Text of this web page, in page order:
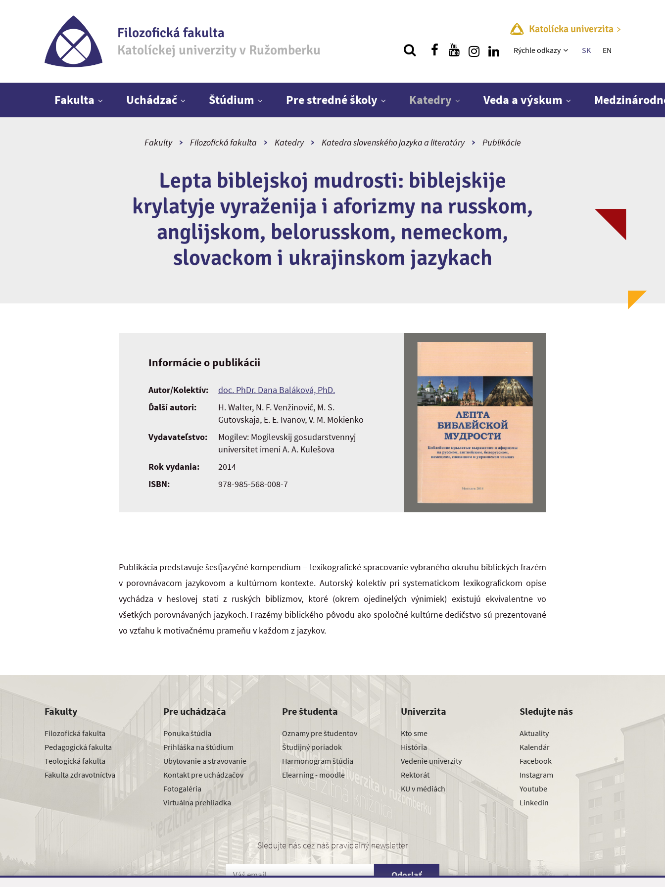
Filozofická fakulta
Katolíckej univerzity v Ružomberku
Katolícka univerzita
Rýchle menu
Rýchle odkazy SK EN
Fakulta Uchádzač Štúdium Pre stredné školy Katedry Veda a výskum
Fakulty Filozofická fakulta Katedry Katedra slovenského jazyka a literatúry Publikácie
Lepta biblejskoj mudrosti: biblejskije
krylatyje vyraženija i aforizmy na russkom,
anglijskom, belorusskom, nemeckom,
slovackom i ukrajinskom jazykach
Informácie o publikácii
Autor/Kolektív:
doc. PhDr. Dana Baláková, PhD.
Ďalší autori:
H. Walter, N. F. Venžinovič, M. S.
Gutovskaja, E. E. Ivanov, V. M. Mokienko
Vydavateľstvo:
Mogilev: Mogilevskij gosudarstvennyj
universitet imeni A. A. Kulešova
Rok vydania:
2014
ISBN:
978-985-568-008-7
Publikácia predstavuje šesťjazyčné kompendium – lexikografické spracovanie vybraného okruhu biblických frazém
v porovnávacom jazykovom a kultúrnom kontexte. Autorský kolektív pri systematickom lexikografickom opise
vychádza v heslovej stati z ruských biblizmov, ktoré (okrem ojedinelých výnimiek) existujú ekvivalentne vo
všetkých porovnávaných jazykoch. Frazémy biblického pôvodu ako spoločné kultúrne dedičstvo sú prezentované
vo vzťahu k motivačnému prameňu v každom z jazykov.
Fakulty
Filozofická fakulta
Pedagogická fakulta
Teologická fakulta
Fakulta zdravotníctva
Pre uchádzača
Ponuka štúdia
Prihláška na štúdium
Ubytovanie a stravovanie
Kontakt pre uchádzačov
Fotogaléria
Virtuálna prehliadka
Pre študenta
Oznamy pre študentov
Študijný poriadok
Harmonogram štúdia
Elearning - moodle
Univerzita
Kto sme
História
Vedenie univerzity
Rektorát
KU v médiách
Sledujte nás
Aktuality
Kalendár
Facebook
Instagram
Youtube
Linkedin
Sledujte nás cez náš pravidelný newsletter
Odoslať